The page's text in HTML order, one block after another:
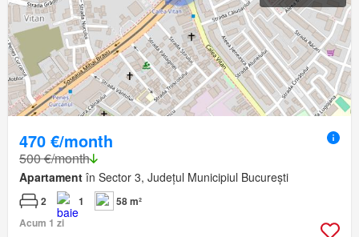
470 €/month
500 €/month
Apartament în Sector 3, Județul Municipiul București
2 1
58 m²
Acum 1 zi